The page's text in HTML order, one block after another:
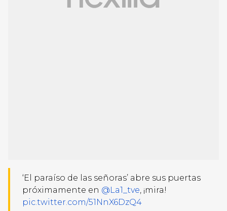
‘El paraíso de las señoras’ abre sus puertas
próximamente en @La1_tve, ¡mira!
pic.twitter.com/51NnX6DzQ4